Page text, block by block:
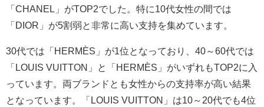
「CHANEL」がTOP2でした。特に10代女性の間では
「DIOR」が5割弱と非常に高い支持を集めています。
30代では「HERMÈS」が1位となっており、40～60代では
「LOUIS VUITTON」と「HERMÈS」がいずれもTOP2に入
っています。両ブランドとも女性からの支持率が高い結果
となっています。「LOUIS VUITTON」は10～20代でも4位